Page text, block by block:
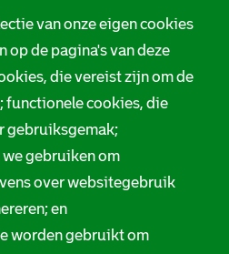
van onze eigen cookies
op de pagina's van deze
die vereist zijn om de
functionele cookies, die
gebruiksgemak;
gebruiken om
over websitegebruik
en
worden gebruikt om